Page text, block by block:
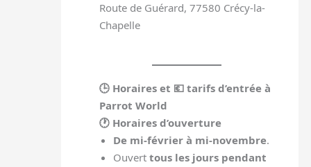
Route de Guérard, 77580 Crécy-la-
Chapelle
🕒 Horaires et 💶 tarifs d’entrée à
Parrot World
🕐 Horaires d’ouverture
De mi-février à mi-novembre.
Ouverttous les jours pendant